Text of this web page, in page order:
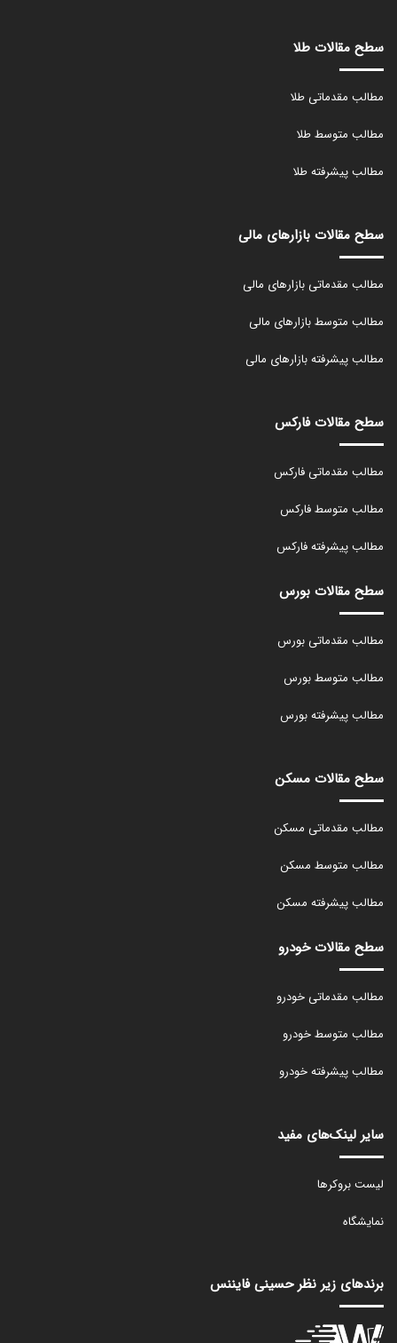
سطح مقالات طلا
مطالب مقدماتی طلا
مطالب متوسط طلا
مطالب پیشرفته طلا
سطح مقالات بازارهای مالی
مطالب مقدماتی بازارهای مالی
مطالب متوسط بازارهای مالی
مطالب پیشرفته بازارهای مالی
سطح مقالات فارکس
مطالب مقدماتی فارکس
مطالب متوسط فارکس
مطالب پیشرفته فارکس
سطح مقالات بورس
مطالب مقدماتی بورس
مطالب متوسط بورس
مطالب پیشرفته بورس
سطح مقالات مسکن
مطالب مقدماتی مسکن
مطالب متوسط مسکن
مطالب پیشرفته مسکن
سطح مقالات خودرو
مطالب مقدماتی خودرو
مطالب متوسط خودرو
مطالب پیشرفته خودرو
سایر لینک‌های مفید
لیست بروکرها
نمایشگاه
برندهای زیر نظر حسینی فایننس